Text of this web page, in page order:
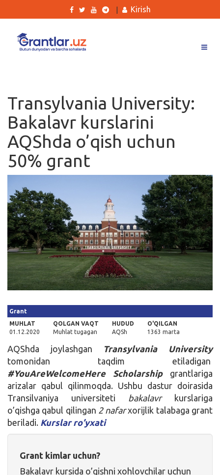
Ishlar
Kurslar
Blog
Yana
Qidirish
Kirish
Kirish
Transylvania University:
Bakalavr kurslarini
AQShda o’qish uchun
50% grant
Grant
MUHLAT
01.12.2020
QOLGAN VAQT
Muhlat tugagan
HUDUD
AQSh
O'QILGAN
1363 marta
AQShda joylashgan
Transylvania University
tomonidan taqdim etiladigan
#YouAreWelcomeHere Scholarshipgrantlariga
arizalar qabul qilinmoqda. Ushbu dastur doirasida
Transilvaniya universiteti bakalavrkurslariga
o’qishga qabul qilingan 2 nafarxorijlik talabaga grant
beriladi. Kurslar ro’yxati
Grant kimlar uchun?
Bakalavr kursida o’qishni xohlovchilar uchun